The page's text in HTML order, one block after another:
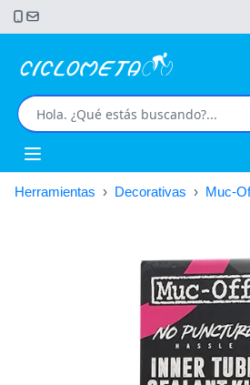
Open main menu
Herramientas › Decorativas › Muc-